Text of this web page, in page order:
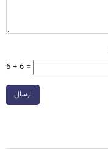
6 + 6 =
ارسال